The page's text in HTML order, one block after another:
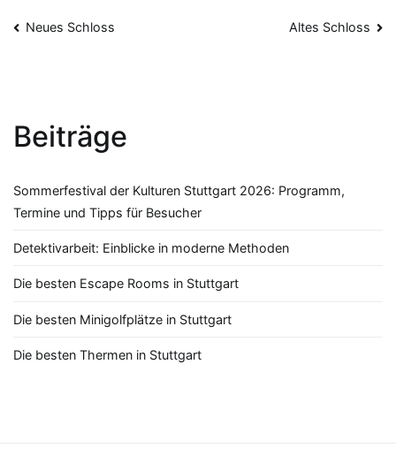
Beitragsnavigation
Neues Schloss Altes Schloss
Beiträge
Sommerfestival der Kulturen Stuttgart 2026: Programm,
Termine und Tipps für Besucher
Detektivarbeit: Einblicke in moderne Methoden
Die besten Escape Rooms in Stuttgart
Die besten Minigolfplätze in Stuttgart
Die besten Thermen in Stuttgart